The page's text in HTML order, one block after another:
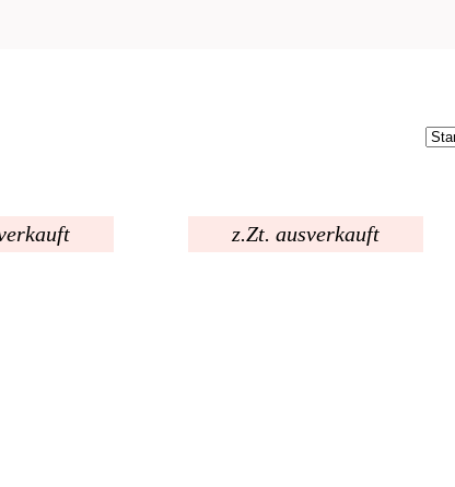
z.Zt. ausverkauft